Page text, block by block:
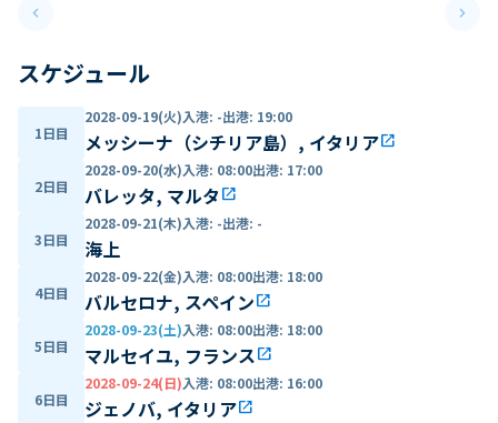
keyboard_arrow_leftPrevious slide keyboard_arrow_right
スケジュール
1日目
2028-09-19(火)入港: -出港: 19:00
メッシーナ（シチリア島）, イタリアopen_in_new
2日目
2028-09-20(水)入港: 08:00出港: 17:00
バレッタ, マルタopen_in_new
3日目
2028-09-21(木)入港: -出港: -
海上
4日目
2028-09-22(金)入港: 08:00出港: 18:00
バルセロナ, スペインopen_in_new
5日目
2028-09-23(土)入港: 08:00出港: 18:00
マルセイユ, フランスopen_in_new
6日目
2028-09-24(日)入港: 08:00出港: 16:00
ジェノバ, イタリアopen_in_new